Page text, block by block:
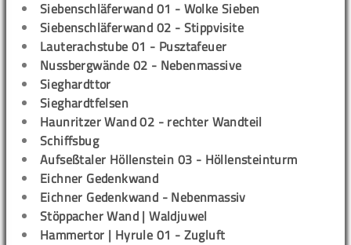
Siebenschläferwand 01 - Wolke Sieben
Siebenschläferwand 02 - Stippvisite
Lauterachstube 01 - Pusztafeuer
Nussbergwände 02 - Nebenmassive
Sieghardttor
Sieghardtfelsen
Haunritzer Wand 02 - rechter Wandteil
Schiffsbug
Aufseßtaler Höllenstein 03 - Höllensteinturm
Eichner Gedenkwand
Eichner Gedenkwand - Nebenmassiv
Stöppacher Wand | Waldjuwel
Hammertor | Hyrule 01 - Zugluft